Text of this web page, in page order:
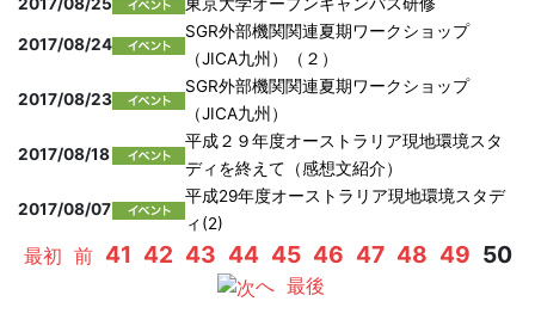
2017/08/25
東京大学オープンキャンパス研修
2017/08/24
SGR外部機関関連夏期ワークショップ
（JICA九州）（２）
2017/08/23
SGR外部機関関連夏期ワークショップ
（JICA九州）
2017/08/18
平成２９年度オーストラリア現地環境スタ
ディを終えて（感想文紹介）
2017/08/07
平成29年度オーストラリア現地環境スタデ
ィ(2)
最初 前 41 42 43 44 45 46 47 48 49 50
へ 最後